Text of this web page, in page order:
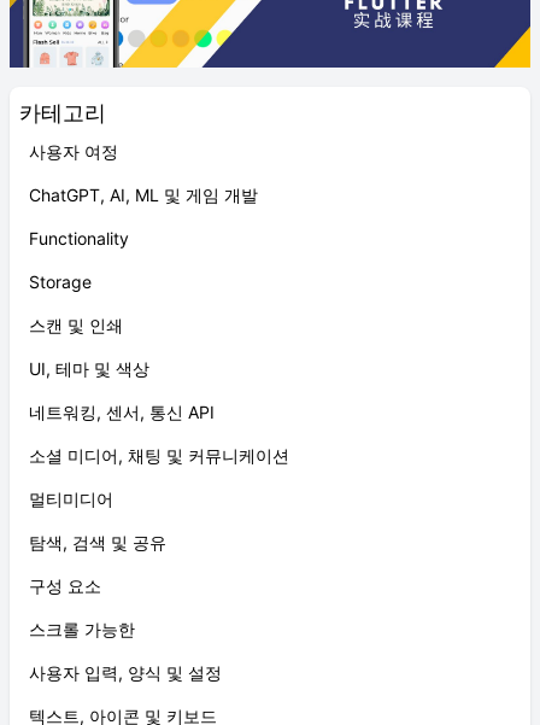
카테고리
사용자 여정
ChatGPT, AI, ML 및 게임 개발
Functionality
Storage
스캔 및 인쇄
UI, 테마 및 색상
네트워킹, 센서, 통신 API
소셜 미디어, 채팅 및 커뮤니케이션
멀티미디어
탐색, 검색 및 공유
구성 요소
스크롤 가능한
사용자 입력, 양식 및 설정
텍스트, 아이콘 및 키보드